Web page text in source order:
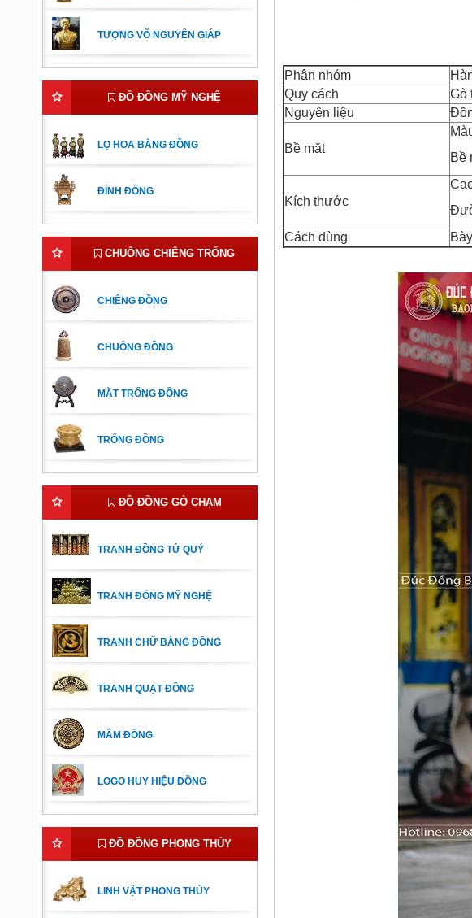
TƯỢNG VÕ NGUYÊN GIÁP
ĐỒ ĐỒNG MỸ NGHỆ
LỌ HOA BẰNG ĐỒNG
ĐỈNH ĐỒNG
CHUÔNG CHIÊNG TRỐNG
CHIÊNG ĐỒNG
CHUÔNG ĐỒNG
MẶT TRỐNG ĐỒNG
TRỐNG ĐỒNG
ĐỒ ĐỒNG GÒ CHẠM
TRANH ĐỒNG TỨ QUÝ
TRANH ĐỒNG MỸ NGHỆ
TRANH CHỮ BẰNG ĐỒNG
TRANH QUẠT ĐỒNG
MÂM ĐỒNG
LOGO HUY HIỆU ĐỒNG
ĐỒ ĐỒNG PHONG THỦY
LINH VẬT PHONG THỦY
Phân nhóm
Quy cách
Gò
Nguyên liệu
Bề mặt
Bề
Kích thước
Cách dùng